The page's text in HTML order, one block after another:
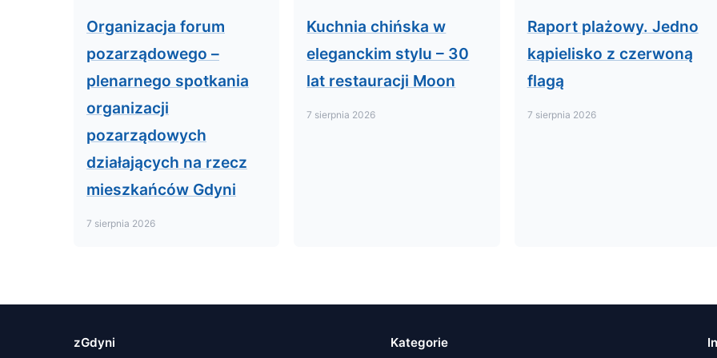
Organizacja forum
pozarządowego –
plenarnego spotkania
organizacji
pozarządowych
działających na rzecz
mieszkańców Gdyni
7 sierpnia 2026
Kuchnia chińska w
eleganckim stylu – 30
lat restauracji Moon
7 sierpnia 2026
Raport plażowy. Jedno
kąpielisko z czerwoną
flagą
7 sierpnia 2026
zGdyni Kategorie